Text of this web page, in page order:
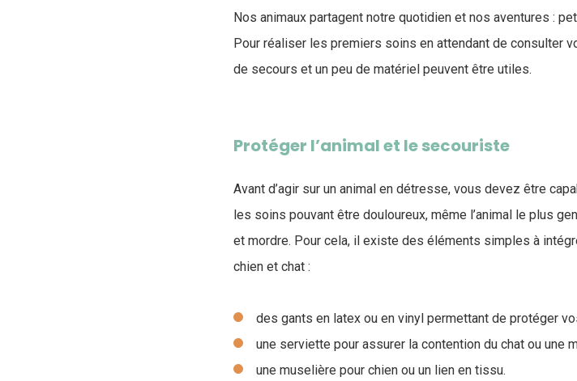
Nos animaux partagent notre quotidien et nos aventures :
Pour réaliser les premiers soins en attendant de consulter
de secours et un peu de matériel peuvent être utiles.
Protéger l’animal et le secouriste
Avant d’agir sur un animal en détresse, vous devez être
les soins pouvant être douloureux, même l’animal le plus
et mordre. Pour cela, il existe des éléments simples à
chien et chat :
des gants en latex ou en vinyl permettant de protéger
une serviette pour assurer la contention du chat ou une
une muselière pour chien ou un lien en tissu.